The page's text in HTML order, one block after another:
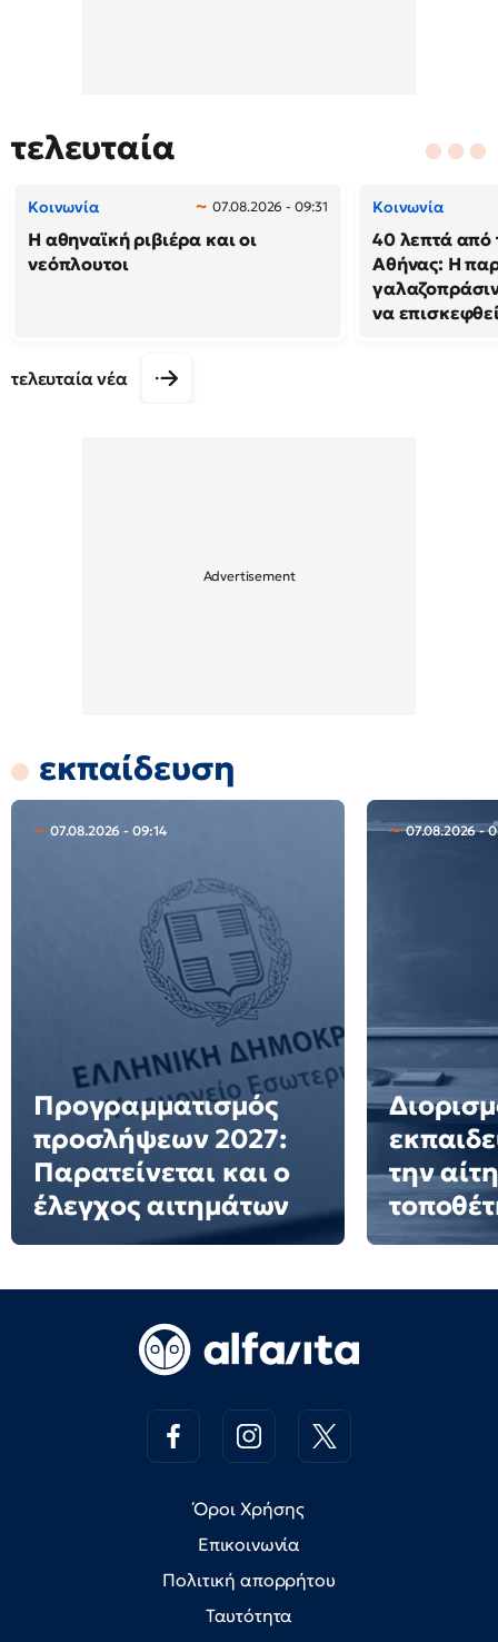
τελευταία
Κοινωνία 07.08.2026 - 09:31
Η αθηναϊκή ριβιέρα και οι
νεόπλουτοι
Κοινωνία
40 λεπτά από
Αθήνας: Η
να
τελευταία νέα
εκπαίδευση
07.08.2026 - 09:14
Προγραμματισμός
προσλήψεων 2027:
Παρατείνεται και ο
έλεγχος αιτημάτων
07.08.2026 -
την
Όροι Χρήσης
Επικοινωνία
Πολιτική απορρήτου
Ταυτότητα